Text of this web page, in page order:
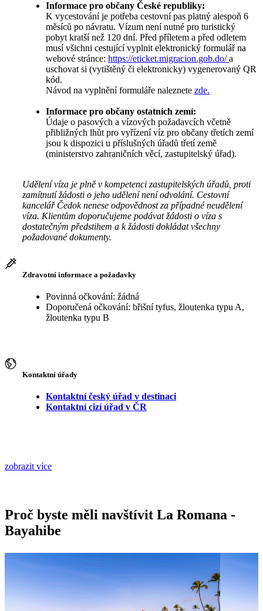
Informace pro občany České republiky:
K vycestování je potřeba cestovní pas platný alespoň 6
měsíců po návratu. Vízum není nutné pro turistický
pobyt kratší než 120 dní. Před příletem a před odletem
musí všichni cestující vyplnit elektronický formulář na
webové stránce: https://eticket.migracion.gob.do/a
uschovat si (vytištěný či elektronicky) vygenerovaný QR
kód.
Návod na vyplnění formuláře naleznete zde.
Informace pro občany ostatních zemí:
Údaje o pasových a vízových požadavcích včetně
přibližných lhůt pro vyřízení víz pro občany třetích zemí
jsou k dispozici u příslušných úřadů třetí země
(ministerstvo zahraničních věcí, zastupitelský úřad).
Udělení víza je plně v kompetenci zastupitelských úřadů, proti
zamítnutí žádosti o jeho udělení není odvolání. Cestovní
kancelář Čedok nenese odpovědnost za případné neudělení
víza. Klientům doporučujeme podávat žádosti o víza s
dostatečným předstihem a k žádosti dokládat všechny
požadované dokumenty.
Zdravotní informace a požadavky
Povinná očkování: žádná
Doporučená očkování: břišní tyfus, žloutenka typu A,
žloutenka typu B
Kontaktní úřady
Kontaktní český úřad v destinaci
Kontaktní cizí úřad v ČR
zobrazit více
Proč byste měli navštívit La Romana -
Bayahibe